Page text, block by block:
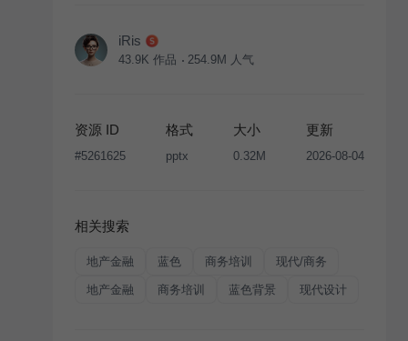
iRis
43.9K 作品 254.9M 人气
资源 ID
#5261625
格式
pptx
大小
0.32M
更新
2026-08-04
相关搜索
地产金融 蓝色 商务培训 现代/商务
地产金融 商务培训 蓝色背景 现代设计